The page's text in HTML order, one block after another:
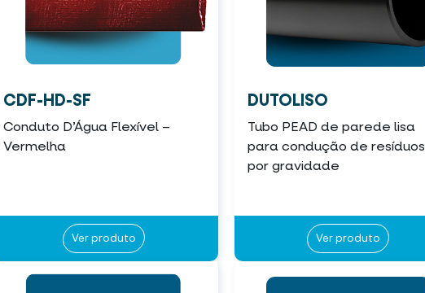
CDF-HD-SF
Conduto D’Água Flexível –
Vermelha
Ver produto
DUTOLISO
Tubo PEAD de parede lisa
para condução de resíduos
por gravidade
Ver produto